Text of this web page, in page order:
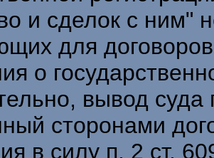
и сделок с ним"
для
о
вывод суда
сторонами
в силу п. 2 ст.